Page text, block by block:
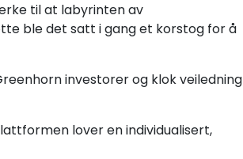
til at labyrinten av
ble det satt i gang et korstog for å
investorer og klok veiledning
lover en individualisert,